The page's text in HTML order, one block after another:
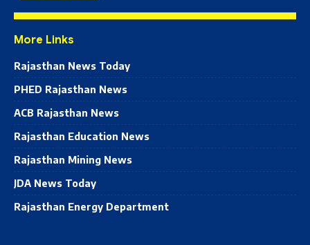
More Links
Rajasthan News Today
PHED Rajasthan News
ACB Rajasthan News
Rajasthan Education News
Rajasthan Mining News
JDA News Today
Rajasthan Energy Department